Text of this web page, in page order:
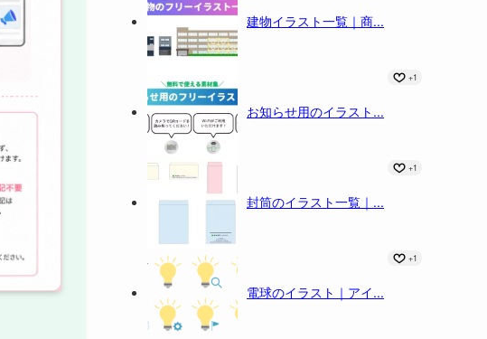
建物イラスト一覧｜商...
お知らせ用のイラスト...
+1
封筒のイラスト一覧｜...
+1
電球のイラスト｜アイ...
+1